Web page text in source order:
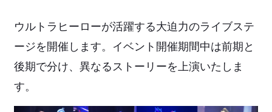
ウルトラヒーローが活躍する大迫力のライブステ
ージを開催します。イベント開催期間中は前期と
後期で分け、異なるストーリーを上演いたしま
す。